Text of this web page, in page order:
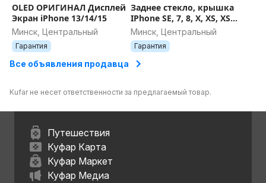
OLED ОРИГИНАЛ Дисплей
Экран iPhone 13/14/15
Минск, Центральный
Гарантия
Заднее стекло, крышка
IPhone SE, 7, 8, X, XS, XS
Max, 11, 12, 13, 14, 15, 16,
17 Pro Max версии
Минск, Центральный
Гарантия
Все объявления продавца
Kufar не несет ответственности за предлагаемый товар.
Путешествия
Куфар Карта
Куфар Маркет
Куфар Медиа